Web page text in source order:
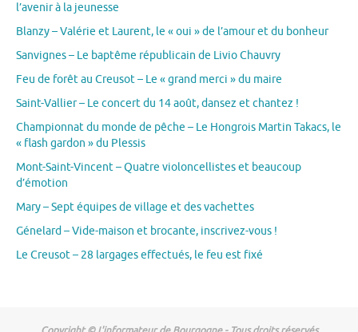
l’avenir à la jeunesse
Blanzy – Valérie et Laurent, le « oui » de l’amour et du bonheur
Sanvignes – Le baptême républicain de Livio Chauvry
Feu de forêt au Creusot – Le « grand merci » du maire
Saint-Vallier – Le concert du 14 août, dansez et chantez !
Championnat du monde de pêche – Le Hongrois Martin Takacs, le
« flash gardon » du Plessis
Mont-Saint-Vincent – Quatre violoncellistes et beaucoup
d’émotion
Mary – Sept équipes de village et des vachettes
Génelard – Vide-maison et brocante, inscrivez-vous !
Le Creusot – 28 largages effectués, le feu est fixé